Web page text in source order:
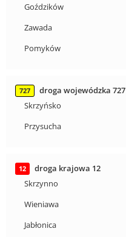
Goździków
Zawada
Pomyków
727
droga wojewódzka 727
Skrzyńsko
Przysucha
12
droga krajowa 12
Skrzynno
Wieniawa
Jabłonica